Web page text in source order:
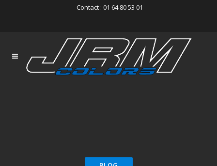
Contact : 01 64 80 53 01